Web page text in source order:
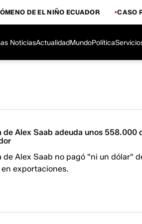
DE EL NIÑO ECUADOR CASO
NoticiasActualidadMundoPolítica
de Alex Saab adeuda unos 558.000
de Alex Saab no pagó "ni un dólar"
exportaciones.